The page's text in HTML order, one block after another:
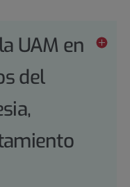
UAM en
del